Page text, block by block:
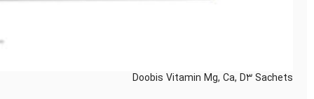
Doobis Vitamin Mg, Ca, D3 Sachets